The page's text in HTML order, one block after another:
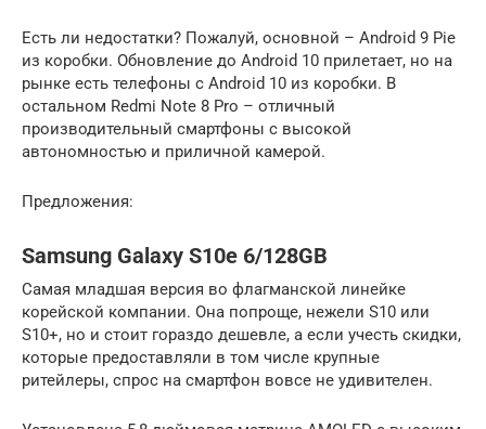
Есть ли недостатки? Пожалуй, основной – Android 9 Pie
из коробки. Обновление до Android 10 прилетает, но на
рынке есть телефоны с Android 10 из коробки. В
остальном Redmi Note 8 Pro – отличный
производительный смартфоны с высокой
автономностью и приличной камерой.
Предложения:
Samsung Galaxy S10e 6/128GB
Самая младшая версия во флагманской линейке
корейской компании. Она попроще, нежели S10 или
S10+, но и стоит гораздо дешевле, а если учесть скидки,
которые предоставляли в том числе крупные
ритейлеры, спрос на смартфон вовсе не удивителен.